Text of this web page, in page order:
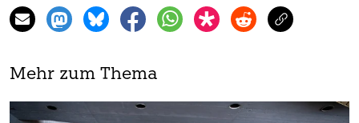
Mehr zum Thema